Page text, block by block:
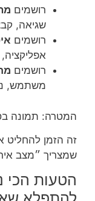
רושמים
שגיאה,
רושמים
רושמים
משתמש,
המטרה: תמונה
זה הזמן להחליט
שמצריך ״מצב
הטעות הכי